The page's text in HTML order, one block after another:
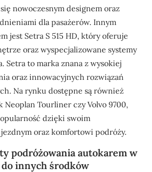
nowoczesnym designem oraz
dla pasażerów. Innym
jest Setra S 515 HD, który oferuje
oraz wyspecjalizowane systemy
Setra to marka znana z wysokiej
oraz innowacyjnych rozwiązań
Na rynku dostępne są również
Neoplan Tourliner czy Volvo 9700,
dzięki swoim
oraz komfortowi podróży.
podróżowania autokarem w
innych środków